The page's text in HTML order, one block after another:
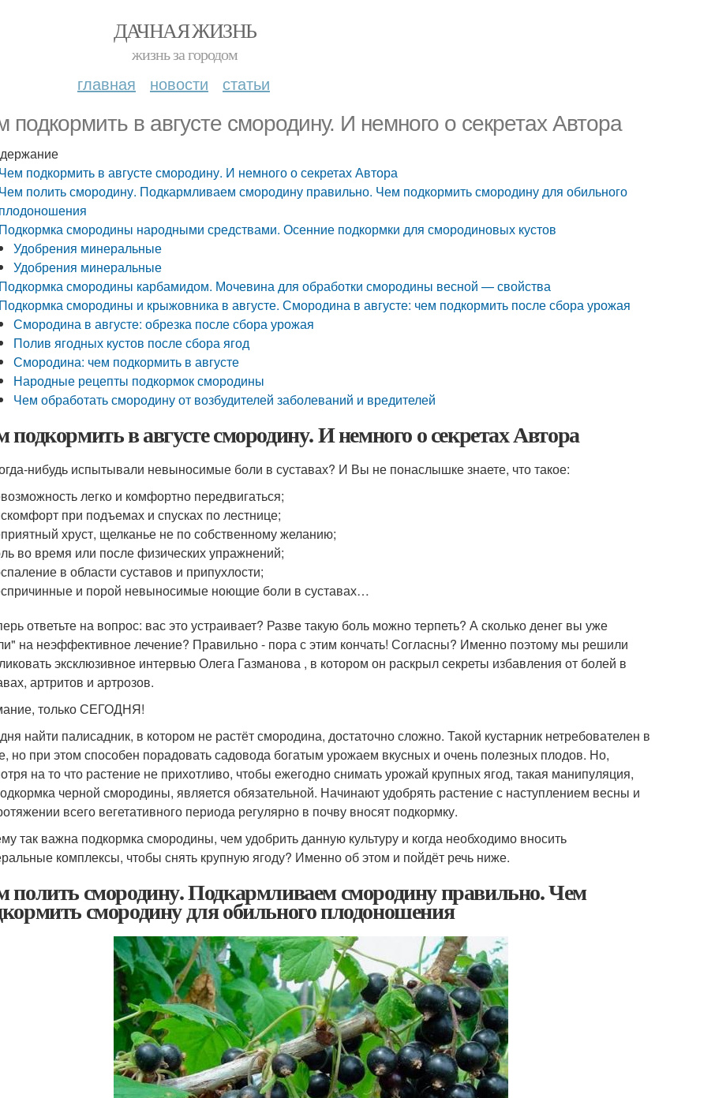
ДАЧНАЯ ЖИЗНЬ
жизнь за городом
главная новости статьи
подкормить в августе смородину. И немного о секретах Автора
Чем подкормить в августе смородину. И немного о секретах Автора
Чем полить смородину. Подкармливаем смородину правильно. Чем подкормить смородину для обильного
плодоношения
Подкормка смородины народными средствами. Осенние подкормки для смородиновых кустов
Удобрения минеральные
Удобрения минеральные
Подкормка смородины карбамидом. Мочевина для обработки смородины весной — свойства
Подкормка смородины и крыжовника в августе. Смородина в августе: чем подкормить после сбора урожая
Смородина в августе: обрезка после сбора урожая
Полив ягодных кустов после сбора ягод
Смородина: чем подкормить в августе
Народные рецепты подкормок смородины
Чем обработать смородину от возбудителей заболеваний и вредителей
подкормить в августе смородину. И немного о секретах Автора
нибудь испытывали невыносимые боли в суставах? И Вы не понаслышке знаете, что такое:
легко и комфортно передвигаться;
при подъемах и спусках по лестнице;
хруст, щелканье не по собственному желанию;
во время или после физических упражнений;
в области суставов и припухлости;
и порой невыносимые ноющие боли в суставах…
ответьте на вопрос: вас это устраивает? Разве такую боль можно терпеть? А сколько денег вы уже
на неэффективное лечение? Правильно - пора с этим кончать! Согласны? Именно поэтому мы решили
эксклюзивное интервью Олега Газманова , в котором он раскрыл секреты избавления от болей в
артритов и артрозов.
только СЕГОДНЯ!
найти палисадник, в котором не растёт смородина, достаточно сложно. Такой кустарник нетребователен в
но при этом способен порадовать садовода богатым урожаем вкусных и очень полезных плодов. Но,
на то что растение не прихотливо, чтобы ежегодно снимать урожай крупных ягод, такая манипуляция,
черной смородины, является обязательной. Начинают удобрять растение с наступлением весны и
всего вегетативного периода регулярно в почву вносят подкормку.
так важна подкормка смородины, чем удобрить данную культуру и когда необходимо вносить
комплексы, чтобы снять крупную ягоду? Именно об этом и пойдёт речь ниже.
полить смородину. Подкармливаем смородину правильно. Чем
смородину для обильного плодоношения